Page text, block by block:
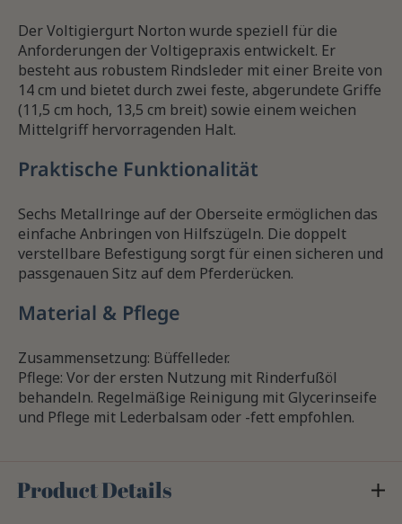
Der Voltigiergurt Norton wurde speziell für die
Anforderungen der Voltigepraxis entwickelt. Er
besteht aus robustem Rindsleder mit einer Breite von
14 cm und bietet durch zwei feste, abgerundete Griffe
(11,5 cm hoch, 13,5 cm breit) sowie einem weichen
Mittelgriff hervorragenden Halt.
Praktische Funktionalität
Sechs Metallringe auf der Oberseite ermöglichen das
einfache Anbringen von Hilfszügeln. Die doppelt
verstellbare Befestigung sorgt für einen sicheren und
passgenauen Sitz auf dem Pferderücken.
Material & Pflege
Zusammensetzung: Büffelleder.
Pflege: Vor der ersten Nutzung mit Rinderfußöl
behandeln. Regelmäßige Reinigung mit Glycerinseife
und Pflege mit Lederbalsam oder -fett empfohlen.
Product Details